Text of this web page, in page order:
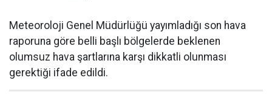
Meteoroloji Genel Müdürlüğü yayımladığı son hava
raporuna göre belli başlı bölgelerde beklenen
olumsuz hava şartlarına karşı dikkatli olunması
gerektiği ifade edildi.